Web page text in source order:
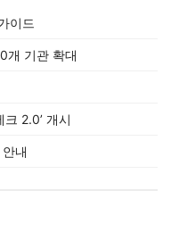
이드
개 기관 확대
2.0’ 개시
내